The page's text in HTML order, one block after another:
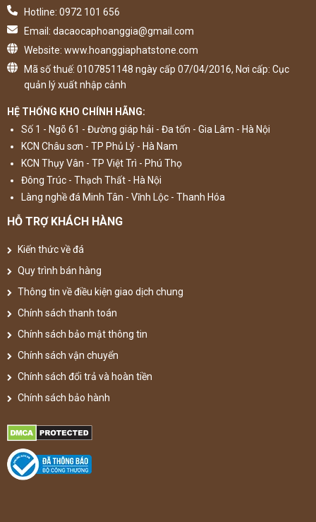
Hotline: 0972 101 656
Email: dacaocaphoanggia@gmail.com
Website: www.hoanggiaphatstone.com
Mã số thuế: 0107851148 ngày cấp 07/04/2016, Nơi cấp: Cục
quản lý xuất nhập cảnh
HỆ THỐNG KHO CHÍNH HÃNG:
Số 1 - Ngõ 61 - Đường giáp hải - Đa tốn - Gia Lâm - Hà Nội
KCN Châu sơn - TP Phủ Lý - Hà Nam
KCN Thụy Vân - TP Việt Trì - Phú Thọ
Đông Trúc - Thạch Thất - Hà Nội
Làng nghề đá Minh Tân - Vĩnh Lộc - Thanh Hóa
HỖ TRỢ KHÁCH HÀNG
Kiến thức về đá
Quy trình bán hàng
Thông tin về điều kiện giao dịch chung
Chính sách thanh toán
Chính sách bảo mật thông tin
Chính sách vận chuyển
Chính sách đổi trả và hoàn tiền
Chính sách bảo hành